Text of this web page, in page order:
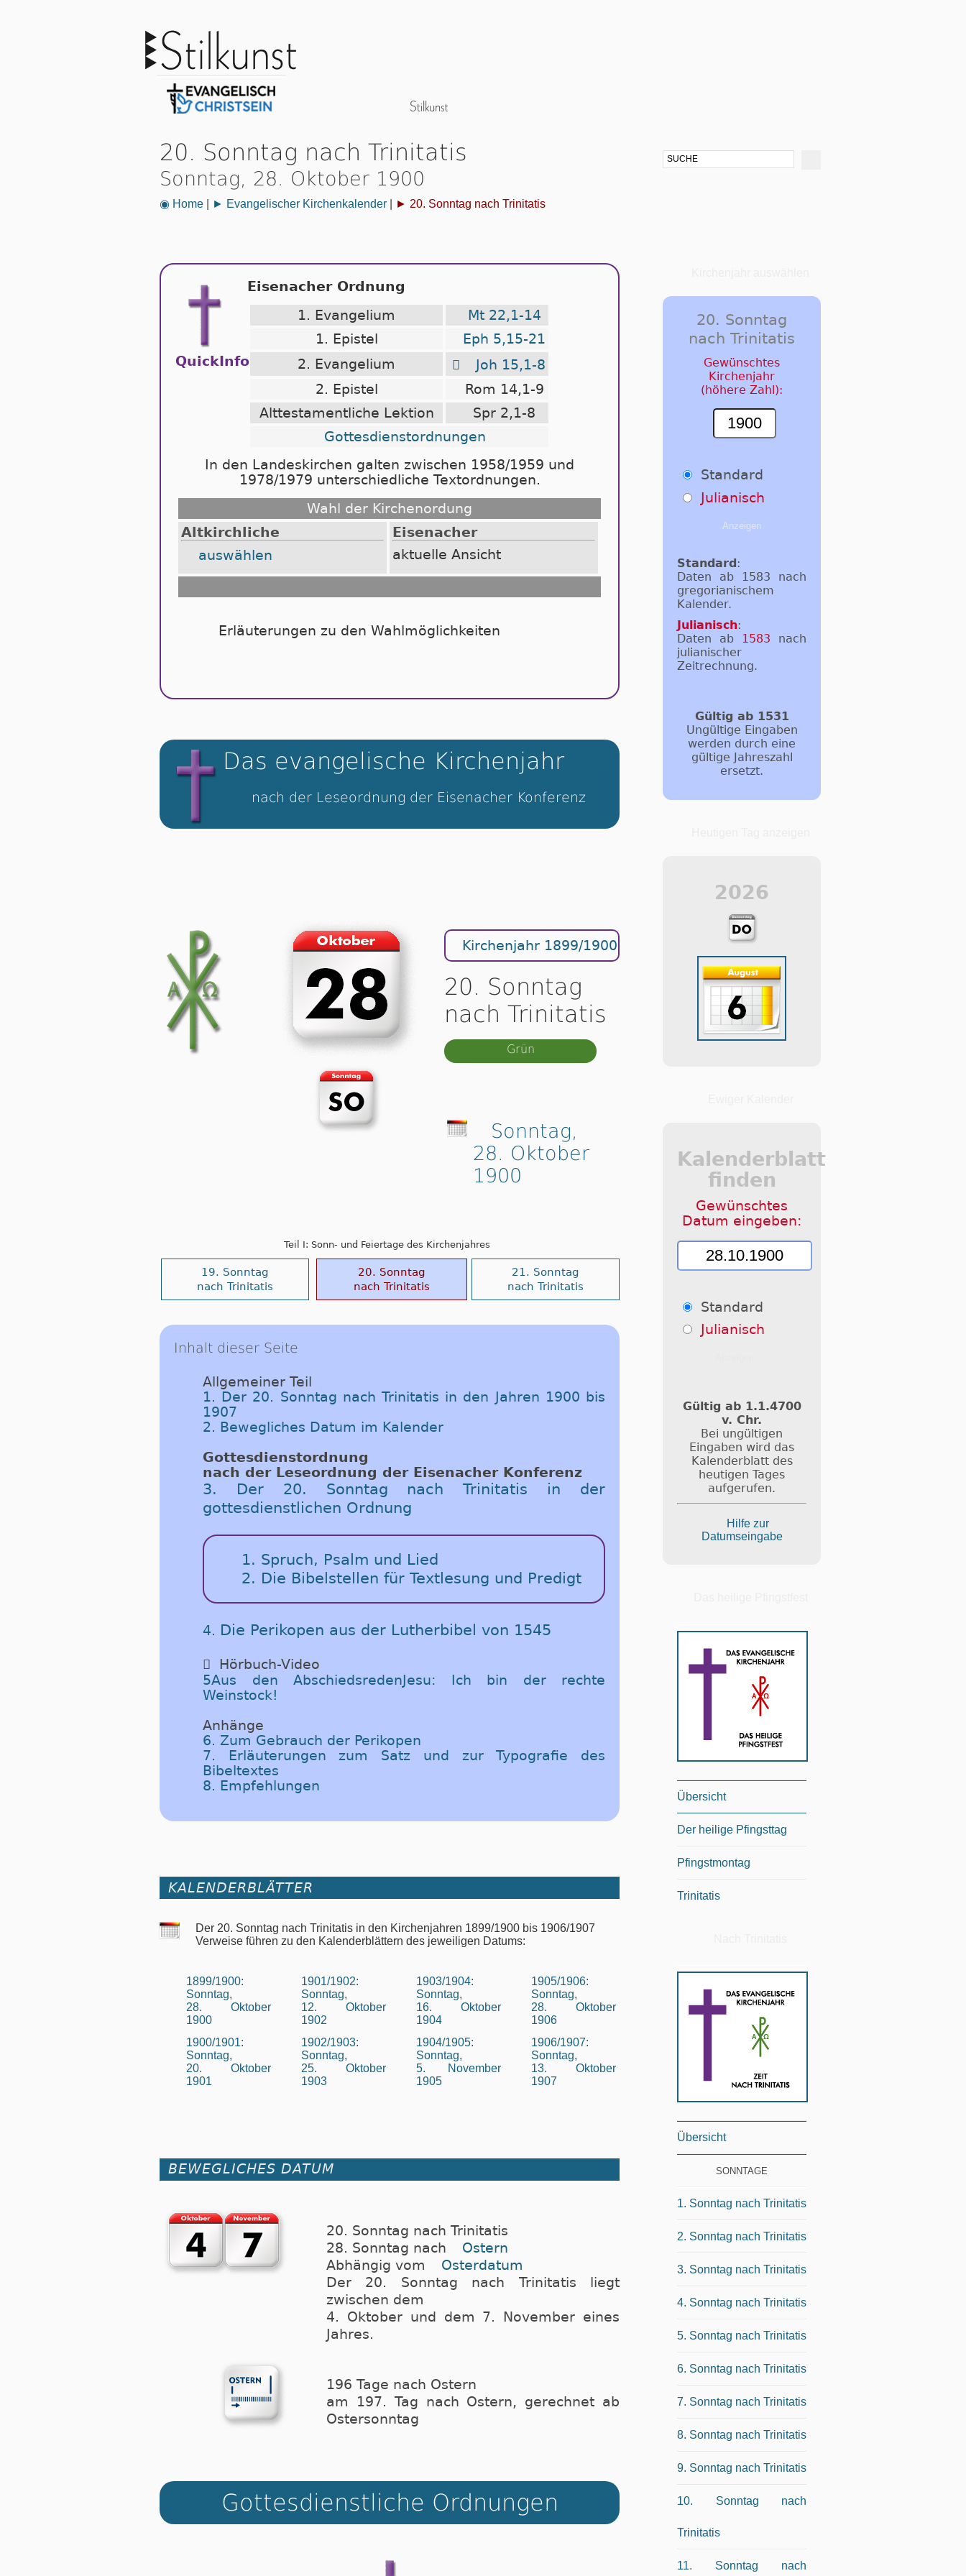
20. Sonntag nach Trinitatis
Sonntag, 28. Oktober 1900
◉ Home ► Evangelischer Kirchenkalender ► 20. Sonntag nach Trinitatis
QuickInfo
Eisenacher Ordnung
1. Evangelium
Mt 22,1-14
1. Epistel
Eph 5,15-21
2. Evangelium

Joh 15,1-8
2. Epistel
Rom 14,1-9
Alttestamentliche Lektion
Spr 2,1-8
Gottesdienstordnungen
In den Landeskirchen galten zwischen 1958/1959 und
1978/1979 unterschiedliche Textordnungen.
Wahl der Kirchenordung
Altkirchliche
auswählen
Ei­se­na­cher
ak­tu­el­le An­sicht
Erläuterungen zu den Wahlmöglichkeiten
Das evangelische Kirchenjahr
nach der Leseordnung der Eisenacher Konferenz
Kirchenjahr 1899/1900
20. Sonntag
nach Trinitatis
Grün
Sonntag,
28. Oktober
1900
Teil I: Sonn- und Feiertage des Kirchenjahres
19. Sonntag
nach Trinitatis
20. Sonntag
nach Trinitatis
21. Sonntag
nach Trinitatis
Inhalt dieser Seite
Allgemeiner Teil
1. Der 20. Sonntag nach Trinitatis in den Jahren 1900 bis
1907
2. Bewegliches Datum im Kalender
Got­tes­dienst­ord­nung
nach der Le­se­ord­nung der Ei­se­n­a­cher Kon­fe­renz
3. Der 20. Sonntag nach Trinitatis in der
gottesdienstlichen Ordnung
1. Spruch, Psalm und Lied
2. Die Bibelstellen für Textlesung und Predigt
4. Die Perikopen aus der Lutherbibel von 1545
 Hörbuch-Video
5Aus den AbschiedsredenJesu: Ich bin der rechte
Weinstock!
Anhänge
6. Zum Gebrauch der Perikopen
7. Erläuterungen zum Satz und zur Typografie des
Bibeltextes
8. Empfehlungen
KALENDERBLÄTTER
Der 20. Sonntag nach Trinitatis in den Kirchenjahren 1899/1900 bis 1906/1907
Verweise führen zu den Kalenderblättern des jeweiligen Datums:
1899/1900:
Sonntag,
28. Oktober
1900
1900/1901:
Sonntag,
20. Oktober
1901
1901/1902:
Sonntag,
12. Oktober
1902
1902/1903:
Sonntag,
25. Oktober
1903
1903/1904:
Sonntag,
16. Oktober
1904
1904/1905:
Sonntag,
5. November
1905
1905/1906:
Sonntag,
28. Oktober
1906
1906/1907:
Sonntag,
13. Oktober
1907
BEWEGLICHES DATUM
20. Sonntag nach Trinitatis
28. Sonntag nach
Ostern
Abhängig vom
Osterdatum
Der 20. Sonntag nach Trinitatis liegt
zwischen dem
4. Oktober und dem 7. November eines
Jahres.
196 Tage nach Ostern
am 197. Tag nach Ostern, gerechnet ab
Ostersonntag
Got­tes­dienstliche Ordnungen
20. Sonntag
nach Trinitatis
Gewünschtes
Kirchenjahr
(höhere Zahl):
Standard
Julianisch
Standard:
Daten ab 1583 nach
gregorianischem
Kalender.
Julianisch:
Daten ab 1583 nach
julianischer
Zeitrechnung.
Gültig ab 1531
Ungültige Eingaben
werden durch eine
gültige Jahreszahl
ersetzt.
2026
Kalenderblatt
finden
Gewünschtes
Datum eingeben:
Standard
Julianisch
Gültig ab 1.1.4700
v. Chr.
Bei ungültigen
Eingaben wird das
Kalenderblatt des
heutigen Tages
aufgerufen.
Hilfe zur
Datumseingabe
Übersicht
Der heilige Pfingsttag
Pfingstmontag
Trinitatis
Übersicht
SONNTAGE
1. Sonntag nach Trinitatis
2. Sonntag nach Trinitatis
3. Sonntag nach Trinitatis
4. Sonntag nach Trinitatis
5. Sonntag nach Trinitatis
6. Sonntag nach Trinitatis
7. Sonntag nach Trinitatis
8. Sonntag nach Trinitatis
9. Sonntag nach Trinitatis
10. Sonntag nach
Trinitatis
11. Sonntag nach